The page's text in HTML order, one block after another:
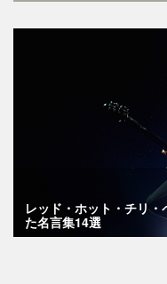
レッド・ホット・チリ
た名言集14選